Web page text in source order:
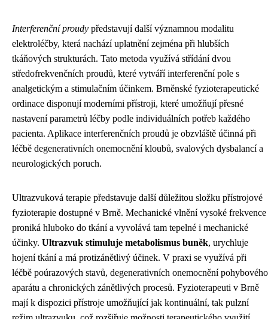
Interferenční proudy představují další významnou modalitu
elektroléčby, která nachází uplatnění zejména při hlubších
tkáňových strukturách. Tato metoda využívá střídání dvou
středofrekvenčních proudů, které vytváří interferenční pole s
analgetickým a stimulačním účinkem. Brněnské fyzioterapeutické
ordinace disponují moderními přístroji, které umožňují přesné
nastavení parametrů léčby podle individuálních potřeb každého
pacienta. Aplikace interferenčních proudů je obzvláště účinná při
léčbě degenerativních onemocnění kloubů, svalových dysbalancí a
neurologických poruch.
Ultrazvuková terapie představuje další důležitou složku přístrojové
fyzioterapie dostupné v Brně. Mechanické vlnění vysoké frekvence
proniká hluboko do tkání a vyvolává tam tepelné i mechanické
účinky. Ultrazvuk stimuluje metabolismus buněk, urychluje
hojení tkání a má protizánětlivý účinek. V praxi se využívá při
léčbě poúrazových stavů, degenerativních onemocnění pohybového
aparátu a chronických zánětlivých procesů. Fyzioterapeuti v Brně
mají k dispozici přístroje umožňující jak kontinuální, tak pulzní